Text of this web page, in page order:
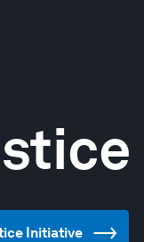
Initiative